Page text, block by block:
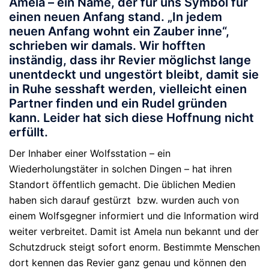
einen neuen Anfang stand. „In jedem
neuen Anfang wohnt ein Zauber inne“,
schrieben wir damals. Wir hofften
inständig, dass ihr Revier möglichst lange
unentdeckt und ungestört bleibt, damit sie
in Ruhe sesshaft werden, vielleicht einen
Partner finden und ein Rudel gründen
kann. Leider hat sich diese Hoffnung nicht
erfüllt.
Der Inhaber einer Wolfsstation – ein
Wiederholungstäter in solchen Dingen – hat ihren
Standort öffentlich gemacht. Die üblichen Medien
haben sich darauf gestürzt bzw. wurden auch von
einem Wolfsgegner informiert und die Information wird
weiter verbreitet. Damit ist Amela nun bekannt und der
Schutzdruck steigt sofort enorm. Bestimmte Menschen
dort kennen das Revier ganz genau und können den